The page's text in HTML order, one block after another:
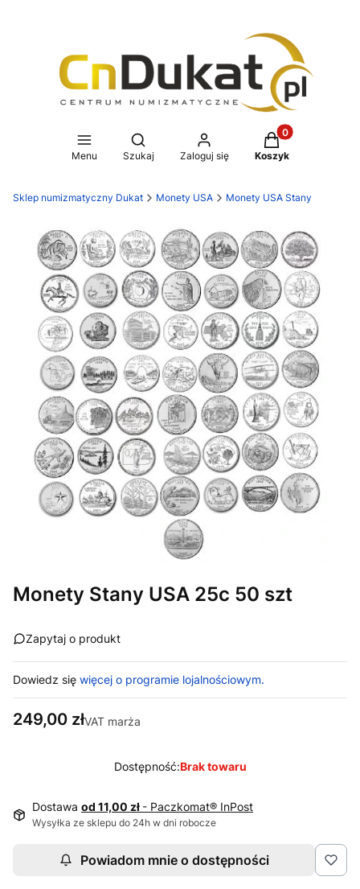
Menu
Otwórz wyszukiwarkę
Szukaj Zaloguj się
Produkty w
Koszyk
Sklep numizmatyczny Dukat Monety USA Monety USA Stany
Monety Stany USA 25c 50 szt
Zapytaj o produkt
Dowiedz się więcej o programie lojalnościowym.
Cena
249,00 złVAT marża
Dostępność:Brak towaru
Dostawa od 11,00 zł - Paczkomat® InPost
Wysyłka ze sklepu do 24h w dni robocze
Powiadom mnie o dostępności